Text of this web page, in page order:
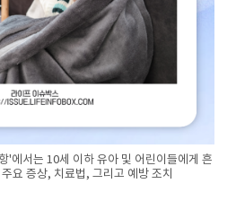
'에서는 10세 이하 유아 및 어린이들에게 흔
요 증상, 치료법, 그리고 예방 조치